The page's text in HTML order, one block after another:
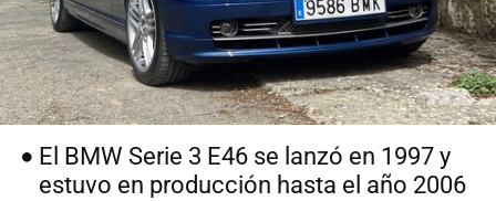
El BMW Serie 3 E46 se lanzó en 1997 y
estuvo en producción hasta el año 2006